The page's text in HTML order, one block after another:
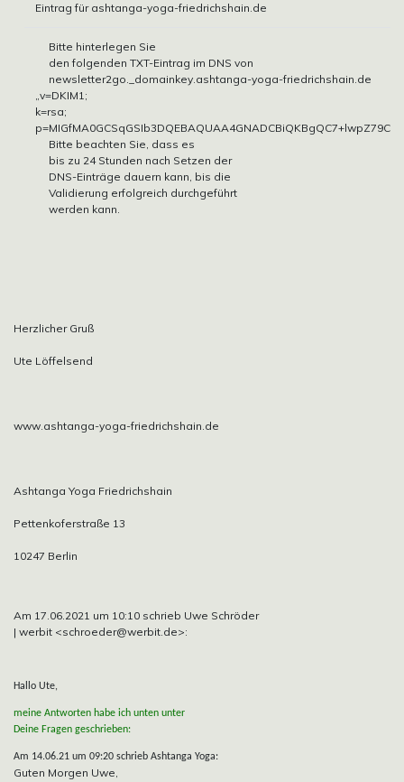
Eintrag für ashtanga-yoga-friedrichshain.de
Bitte hinterlegen Sie
den folgenden TXT-Eintrag im DNS von
newsletter2go._domainkey.ashtanga-yoga-friedrichshain.de
„v=DKIM1;
k=rsa;
Bitte beachten Sie, dass es
bis zu 24 Stunden nach Setzen der
DNS-Einträge dauern kann, bis die
Validierung erfolgreich durchgeführt
werden kann.
Herzlicher Gruß
Ute Löffelsend
www.ashtanga-yoga-friedrichshain.de
Ashtanga Yoga Friedrichshain
Pettenkoferstraße 13
10247 Berlin
Am 17.06.2021 um 10:10 schrieb Uwe Schröder
| werbit <schroeder@werbit.de>:
Hallo Ute,
meine Antworten habe ich unten unter
Deine Fragen geschrieben:
Am 14.06.21 um 09:20 schrieb Ashtanga Yoga:
Guten Morgen Uwe,